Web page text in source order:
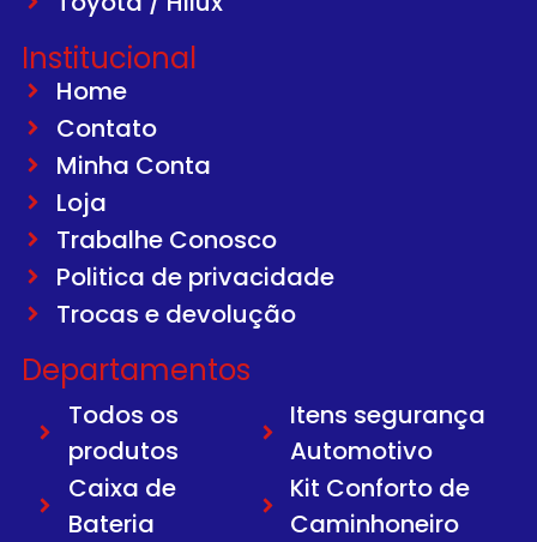
Institucional
Home
Contato
Minha Conta
Loja
Trabalhe Conosco
Politica de privacidade
Trocas e devolução
Departamentos
Todos os
produtos
Caixa de
Bateria
Itens segurança
Automotivo
Kit Conforto de
Caminhoneiro